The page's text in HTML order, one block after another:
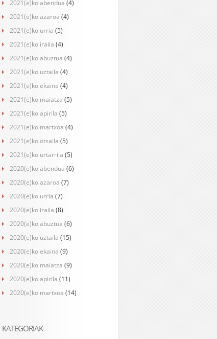
2021(e)ko abendua (4)
2021(e)ko azaroa (4)
2021(e)ko urria (5)
2021(e)ko iraila (4)
2021(e)ko abuztua (4)
2021(e)ko uztaila (4)
2021(e)ko ekaina (4)
2021(e)ko maiatza (5)
2021(e)ko apirila (5)
2021(e)ko martxoa (4)
2021(e)ko otsaila (5)
2021(e)ko urtarrila (5)
2020(e)ko abendua (6)
2020(e)ko azaroa (7)
2020(e)ko urria (7)
2020(e)ko iraila (8)
2020(e)ko abuztua (6)
2020(e)ko uztaila (15)
2020(e)ko ekaina (9)
2020(e)ko maiatza (9)
2020(e)ko apirila (11)
2020(e)ko martxoa (14)
KATEGORIAK